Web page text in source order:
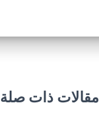
مقالات ذات صلة